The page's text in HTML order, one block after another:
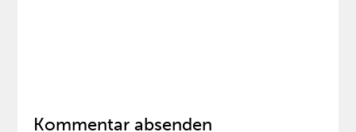
Kommentar absenden